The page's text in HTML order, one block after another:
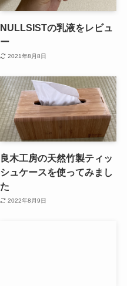
NULLSISTの乳液をレビュ
ー
2021年8月8日
良木工房の天然竹製ティッ
シュケースを使ってみまし
た
2022年8月9日